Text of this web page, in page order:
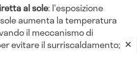
al sole: l'esposizione
aumenta la temperatura
il meccanismo di
evitare il surriscaldamento;